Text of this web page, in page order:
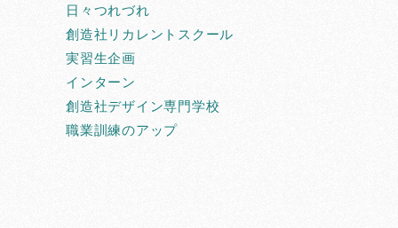
日々つれづれ
創造社リカレントスクール
実習生企画
インターン
創造社デザイン専門学校
職業訓練のアップ